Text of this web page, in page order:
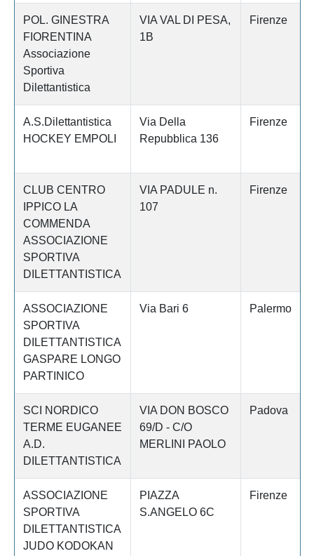
POL. GINESTRA
FIORENTINA
Associazione
Sportiva
Dilettantistica
VIA VAL DI PESA,
1B
Firenze
A.S.Dilettantistica
HOCKEY EMPOLI
Via Della
Repubblica 136
Firenze
CLUB CENTRO
IPPICO LA
COMMENDA
ASSOCIAZIONE
SPORTIVA
DILETTANTISTICA
VIA PADULE n.
107
Firenze
ASSOCIAZIONE
SPORTIVA
DILETTANTISTICA
GASPARE LONGO
PARTINICO
Via Bari 6 Palermo
SCI NORDICO
TERME EUGANEE
A.D.
DILETTANTISTICA
VIA DON BOSCO
69/D - C/O
MERLINI PAOLO
Padova
ASSOCIAZIONE
SPORTIVA
DILETTANTISTICA
JUDO KODOKAN
PIAZZA
S.ANGELO 6C
Firenze